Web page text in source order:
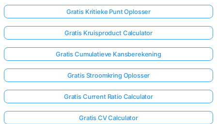
Gratis Kritieke Punt Oplosser
Gratis Kruisproduct Calculator
Gratis Cumulatieve Kansberekening
Gratis Stroomkring Oplosser
Gratis Current Ratio Calculator
Gratis CV Calculator